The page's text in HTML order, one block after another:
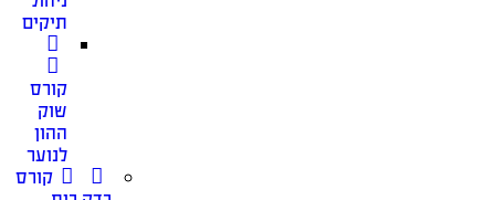
תיקים
קורס
שוק
ההון
לנוער
קורס